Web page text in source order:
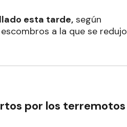
esta tarde, según
a la que se redujo
por los terremotos